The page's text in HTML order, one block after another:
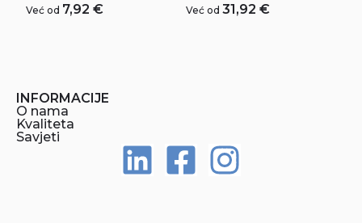
Već od 7,92€ Već od 31,92 €
INFORMACIJE
O nama
Kvaliteta
Savjeti